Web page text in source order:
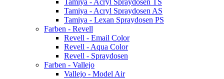
Tamiya - Acryl Spraydosen TS
Tamiya - Acryl Spraydosen AS
Tamiya - Lexan Spraydosen PS
Farben - Revell
Revell - Email Color
Revell - Aqua Color
Revell - Spraydosen
Farben - Vallejo
Vallejo - Model Air